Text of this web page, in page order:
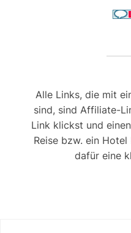
Alle Links, die mit
sind, sind Affiliate-
Link klickst und
Reise bzw. ein
dafür eine